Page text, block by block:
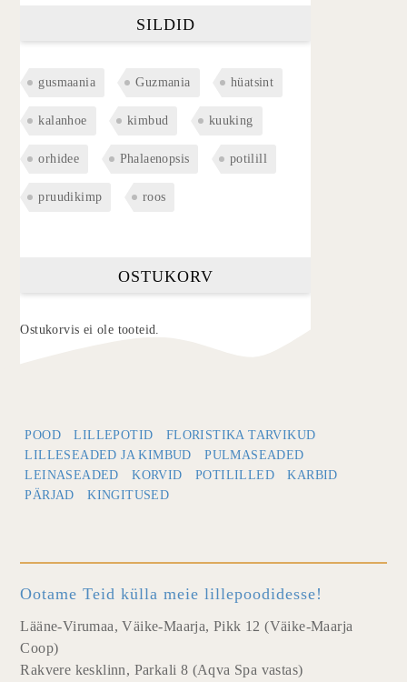
SILDID
gusmaania Guzmania hüatsint
kalanhoe kimbud kuuking
orhidee Phalaenopsis potilill
pruudikimp roos
OSTUKORV
Ostukorvis ei ole tooteid.
POOD LILLEPOTID
FLORISTIKA TARVIKUD
LILLESEADED JA KIMBUD
PULMASEADED
LEINASEADED
KORVID POTILILLED
KARBID
PÄRJAD
KINGITUSED
Ootame Teid külla meie lillepoodidesse!
Lääne-Virumaa, Väike-Maarja, Pikk 12 (Väike-Maarja
Coop)
Rakvere kesklinn, Parkali 8 (Aqva Spa vastas)